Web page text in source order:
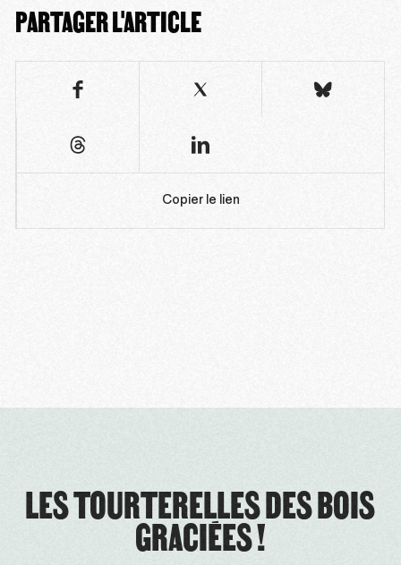
PARTAGER L'ARTICLE
Copier le lien
LES TOURTERELLES DES BOIS
GRACIÉES !